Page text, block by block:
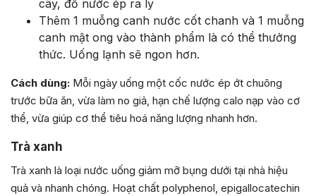
cây, đổ nước ép ra ly
Thêm 1 muỗng canh nước cốt chanh và 1 muỗng
canh mật ong vào thành phẩm là có thể thưởng
thức. Uống lạnh sẽ ngon hơn.
Cách dùng: Mỗi ngày uống một cốc nước ép ớt chuông
trước bữa ăn, vừa làm no giả, hạn chế lượng calo nạp vào cơ
thể, vừa giúp cơ thể tiêu hoá năng lượng nhanh hơn.
Trà xanh
Trà xanh là loại nước uống giảm mỡ bụng dưới tại nhà hiệu
quả và nhanh chóng. Hoạt chất polyphenol, epigallocatechin